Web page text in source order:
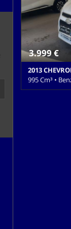
3.999 €
2013
995 Cm³ •